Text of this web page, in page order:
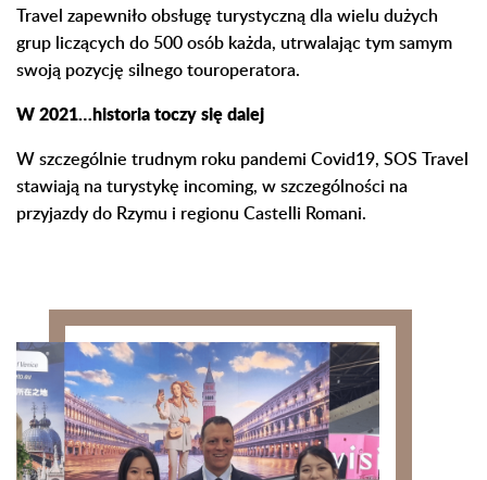
Travel zapewniło obsługę turystyczną dla wielu dużych
grup liczących do 500 osób każda, utrwalając tym samym
swoją pozycję silnego touroperatora.
W 2021…historia toczy się dalej
W szczególnie trudnym roku pandemi Covid19, SOS Travel
stawiają na turystykę incoming, w szczególności na
przyjazdy do Rzymu i regionu Castelli Romani.